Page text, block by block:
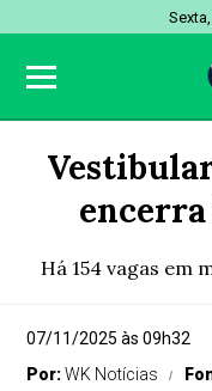
Há 154 vagas em
07/11/2025 às 09h32
Por:WK Notícias